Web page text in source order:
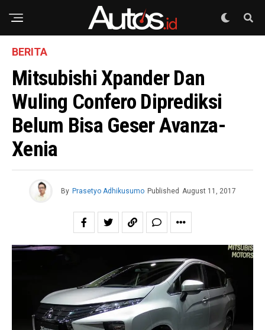
BERITA
Mitsubishi Xpander Dan
Wuling Confero Diprediksi
Belum Bisa Geser Avanza-
Xenia
By Prasetyo Adhikusumo Published August 11, 2017